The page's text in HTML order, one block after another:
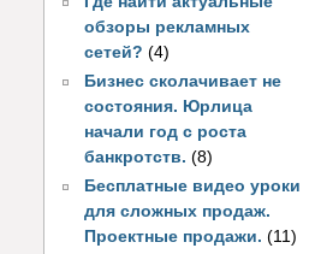
обзоры рекламных
сетей? (4)
Бизнес сколачивает не
состояния. Юрлица
начали год с роста
банкротств. (8)
Бесплатные видео уроки
для сложных продаж.
Проектные продажи. (11)